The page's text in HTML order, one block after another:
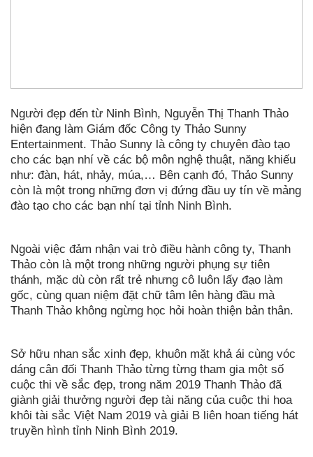
Người đẹp đến từ Ninh Bình, Nguyễn Thị Thanh Thảo
hiện đang làm Giám đốc Công ty Thảo Sunny
Entertainment. Thảo Sunny là công ty chuyên đào tạo
cho các bạn nhí về các bộ môn nghệ thuật, năng khiếu
như: đàn, hát, nhảy, múa,… Bên cạnh đó, Thảo Sunny
còn là một trong những đơn vị đứng đầu uy tín về mảng
đào tạo cho các bạn nhí tại tỉnh Ninh Bình.
Ngoài việc đảm nhận vai trò điều hành công ty, Thanh
Thảo còn là một trong những người phụng sự tiên
thánh, mặc dù còn rất trẻ nhưng cô luôn lấy đạo làm
gốc, cùng quan niệm đặt chữ tâm lên hàng đầu mà
Thanh Thảo không ngừng học hỏi hoàn thiện bản thân.
Sở hữu nhan sắc xinh đẹp, khuôn mặt khả ái cùng vóc
dáng cân đối Thanh Thảo từng từng tham gia một số
cuộc thi về sắc đẹp, trong năm 2019 Thanh Thảo đã
giành giải thưởng người đẹp tài năng của cuộc thi hoa
khôi tài sắc Việt Nam 2019 và giải B liên hoan tiếng hát
truyền hình tỉnh Ninh Bình 2019.